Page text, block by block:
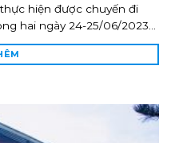
hiện được chuyến đi
hai ngày 24-25/06/2023...